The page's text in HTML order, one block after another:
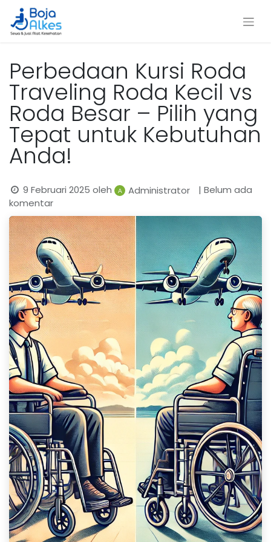
Perbedaan Kursi Roda
Traveling Roda Kecil vs
Roda Besar – Pilih yang
Tepat untuk Kebutuhan
Anda!
9 Februari 2025 oleh Administrator
| Belum ada
komentar